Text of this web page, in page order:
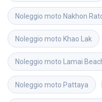
Noleggio moto Nakhon
Noleggio moto Khao Lak
Noleggio moto Lamai
Noleggio moto Pattaya